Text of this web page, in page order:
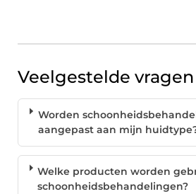
Veelgestelde vragen
Worden
aangepast aan mijn
Welke producten worden
schoonheidsbehandelingen?